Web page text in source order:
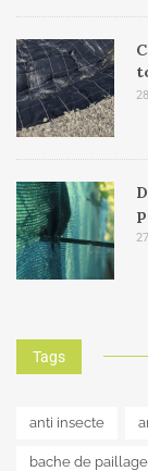
Tags
anti insecte
bache de paillage